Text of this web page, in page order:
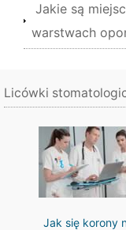
Jakie są
warstwach
Licówki
Jak się korony